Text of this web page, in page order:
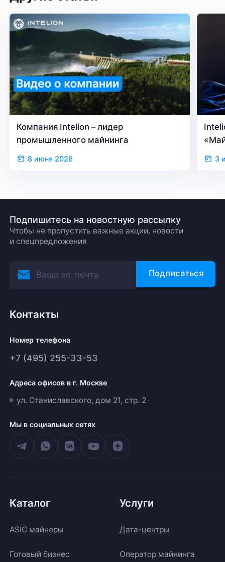
Компания Intelion – лидер
промышленного майнинга
8 июня 2026 3
Подпишитесь на новостную рассылку
Чтобы не пропустить важные акции, новости
и спецпредложения
Подписаться
Контакты
Номер телефона
+7 (495) 255-33-53
Адреса офисов в г. Москве
ул. Станиславского, дом 21, стр. 2
Мы в социальных сетях
Каталог
ASIC майнеры
Готовый бизнес
Услуги
Дата-центры
Оператор майнинга